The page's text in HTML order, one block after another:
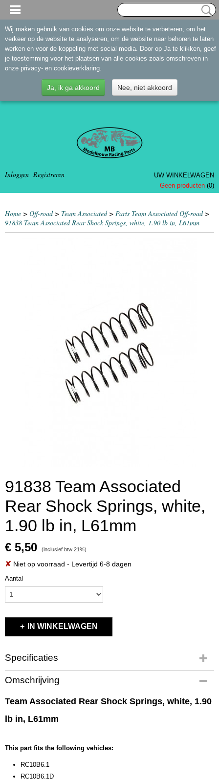
Inloggen Registreren
UW WINKELWAGEN
Geen producten (0)
Home > Off-road> Team Associated> Parts Team Associated Off-road>
91838 Team Associated Rear Shock Springs, white, 1.90 lb in, L61mm
91838 Team Associated
Rear Shock Springs, white,
1.90 lb in, L61mm
€ 5,50 (inclusief btw 21%)
✘ Niet op voorraad - Levertijd 6-8 dagen
Aantal
IN WINKELWAGEN
Specificaties
Productcode
91838
EAN code
Productcode leverancier
0,10 Kg
Omschrijving
Team Associated Rear Shock Springs, white, 1.90
lb in, L61mm
This part fits the following vehicles:
RC10B6.1
RC10B6.1D
Wij maken gebruik van cookies om onze website te verbeteren, om het
verkeer op de website te analyseren, om de website naar behoren te laten
werken en voor de koppeling met social media. Door op Ja te klikken, geef
je toestemming voor het plaatsen van alle cookies zoals omschreven in
onze privacy- en cookieverklaring.
Ja, ik ga akkoord Nee, niet akkoord